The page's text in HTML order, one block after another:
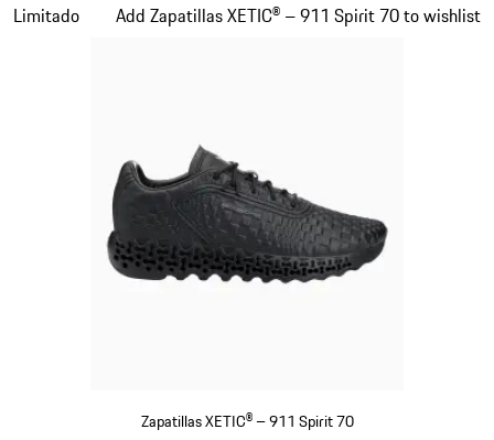
Zapatillas XETIC® – 911 Spirit 70
Limitado Add Zapatillas XETIC® – 911 Spirit 70 to wishlist
Diapositiva 5 de 8